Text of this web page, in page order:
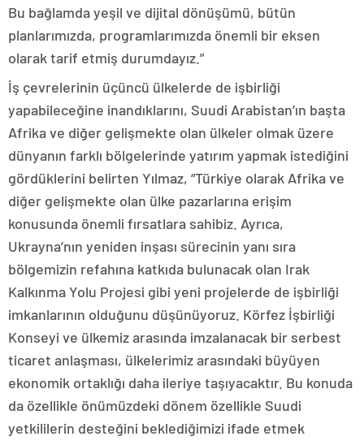
Bu bağlamda yeşil ve dijital dönüşümü, bütün
planlarımızda, programlarımızda önemli bir eksen
olarak tarif etmiş durumdayız.”
İş çevrelerinin üçüncü ülkelerde de işbirliği
yapabileceğine inandıklarını, Suudi Arabistan’ın başta
Afrika ve diğer gelişmekte olan ülkeler olmak üzere
dünyanın farklı bölgelerinde yatırım yapmak istediğini
gördüklerini belirten Yılmaz, “Türkiye olarak Afrika ve
diğer gelişmekte olan ülke pazarlarına erişim
konusunda önemli fırsatlara sahibiz. Ayrıca,
Ukrayna’nın yeniden inşası sürecinin yanı sıra
bölgemizin refahına katkıda bulunacak olan Irak
Kalkınma Yolu Projesi gibi yeni projelerde de işbirliği
imkanlarının olduğunu düşünüyoruz. Körfez İşbirliği
Konseyi ve ülkemiz arasında imzalanacak bir serbest
ticaret anlaşması, ülkelerimiz arasındaki büyüyen
ekonomik ortaklığı daha ileriye taşıyacaktır. Bu konuda
da özellikle önümüzdeki dönem özellikle Suudi
yetkililerin desteğini beklediğimizi ifade etmek